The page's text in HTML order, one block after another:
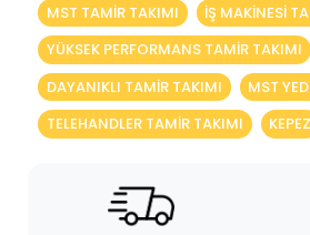
MST TAMIR TAKIMI
IŞ MAKINESI
YÜKSEK PERFORMANS TAMIR TAKIMI
DAYANIKLI TAMIR TAKIMI
MST
TELEHANDLER TAMIR TAKIMI
KEPEZ